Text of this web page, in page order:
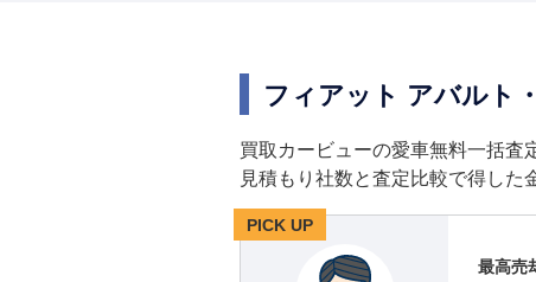
フィアット アバルト
買取カービューの愛車無料一括査
見積もり社数と査定比較で得した
PICK UP
最高売